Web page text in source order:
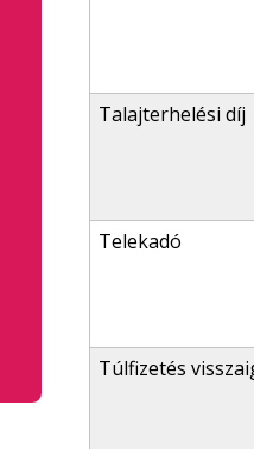
Talajterhelési díj
Telekadó
Túlfizetés